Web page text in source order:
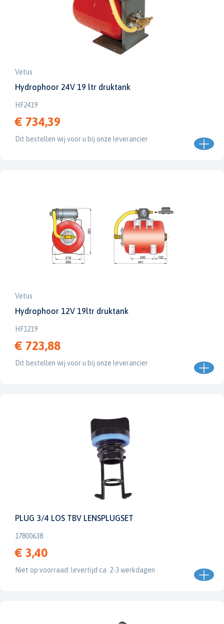
Vetus
Hydrophoor 24V 19 ltr druktank
HF2419
€ 734,39
Dit bestellen wij voor u bij onze leverancier
Vetus
Hydrophoor 12V 19ltr druktank
HF1219
€ 723,88
Dit bestellen wij voor u bij onze leverancier
PLUG 3/4 LOS TBV LENSPLUGSET
17800638
€ 3,40
Niet op voorraad: levertijd ca. 2-3 werkdagen